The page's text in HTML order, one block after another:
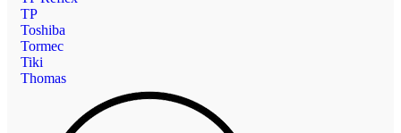
TP
Toshiba
Tormec
Tiki
Thomas